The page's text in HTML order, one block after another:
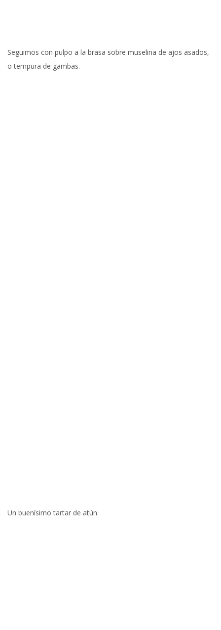
Seguimos con pulpo a la brasa sobre muselina de ajos asados,
o tempura de gambas.
Un buenísimo tartar de atún.